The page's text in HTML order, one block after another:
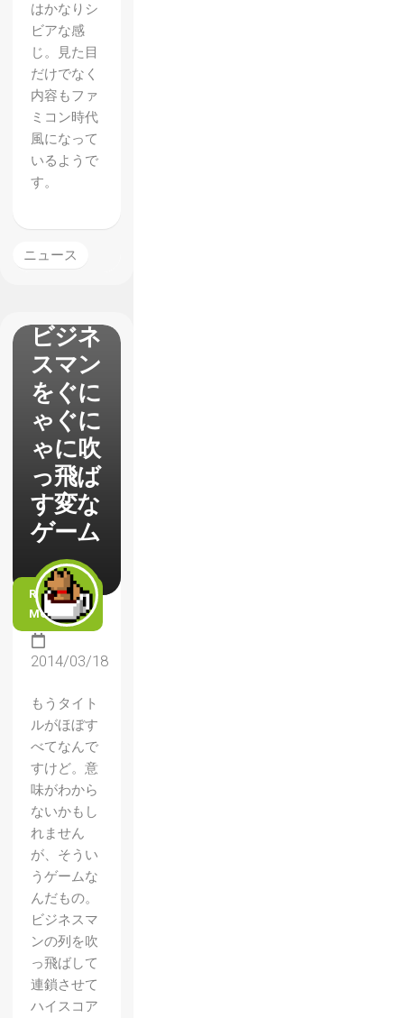
はかなりシ
ビアな感
じ。見た目
だけでなく
内容もファ
ミコン時代
風になって
いるようで
す。
ニュース
【Land
slide
McQue
en】ブ
リーフ
ケース
に乗っ
てNY
の坂道
ビジネ
スマン
をぐに
ゃぐに
ゃに吹
っ飛ば
す変な
ゲーム
READ
MORE
2014/03/18
もうタイト
ルがほぼす
べてなんで
すけど。意
味がわから
ないかもし
れません
が、そうい
うゲームな
んだもの。
ビジネスマ
ンの列を吹
っ飛ばして
連鎖させて
ハイスコア